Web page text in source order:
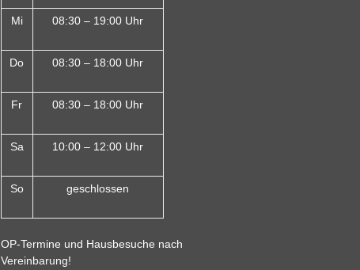
Mi 08:30 – 19:00 Uhr
Do 08:30 – 18:00 Uhr
Fr 08:30 – 18:00 Uhr
Sa 10:00 – 12:00 Uhr
So geschlossen
OP-Termine und Hausbesuche nach
Vereinbarung!